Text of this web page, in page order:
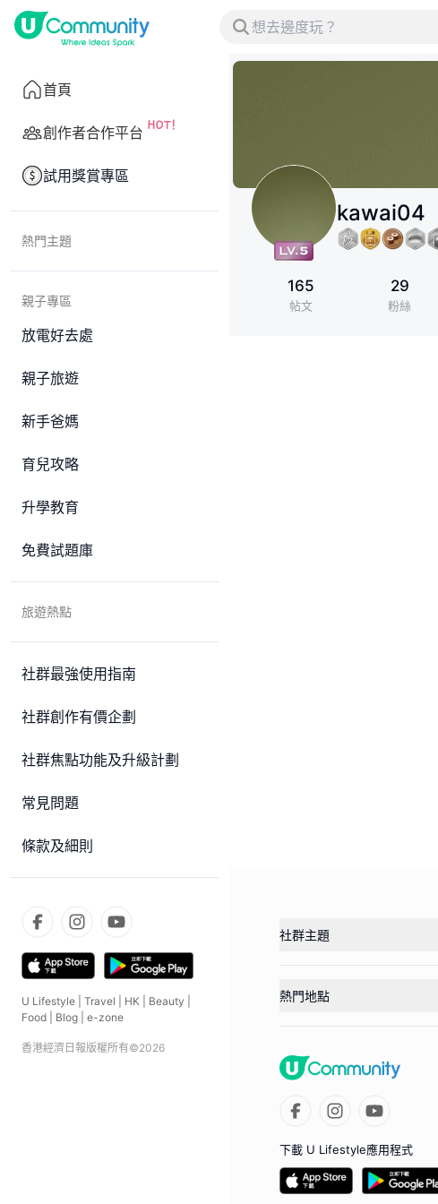
首頁
創作者合作平台
試用獎賞專區
熱門主題
親子專區
放電好去處
親子旅遊
新手爸媽
育兒攻略
升學教育
免費試題庫
旅遊熱點
社群最強使用指南
社群創作有價企劃
社群焦點功能及升級計劃
常見問題
條款及細則
U Lifestyle Travel HK Beauty
Food
Blog e-zone
香港經濟日報版權所有©2026
kawai04
165
帖文
29
粉絲
社群主題
熱門地點
下載 U Lifestyle應用程式